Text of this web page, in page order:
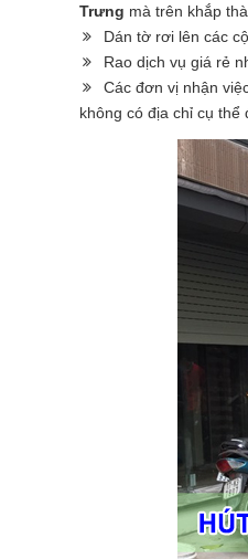
Trưng mà trên khắp
Dán tờ rơi lên các
Rao dịch vụ giá rẻ
Các đơn vị nhận
không có địa chỉ cụ thể